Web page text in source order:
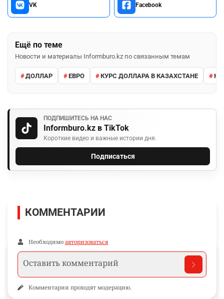
VK Facebook
Ещё по теме
Новости и материалы Informburo.kz по связанным темам
ДОЛЛАР ЕВРО КУРС ДОЛЛАРА В КАЗАХСТАНЕ
ПОДПИШИТЕСЬ НА НАС
Informburo.kz в TikTok
Короткие видео и важные истории дня.
Подписаться
КОММЕНТАРИИ
Необходимо авторизоваться
Комментарии проходят модерацию.